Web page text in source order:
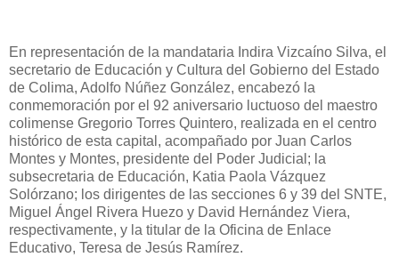
En representación de la mandataria Indira Vizcaíno Silva, el
secretario de Educación y Cultura del Gobierno del Estado
de Colima, Adolfo Núñez González, encabezó la
conmemoración por el 92 aniversario luctuoso del maestro
colimense Gregorio Torres Quintero, realizada en el centro
histórico de esta capital, acompañado por Juan Carlos
Montes y Montes, presidente del Poder Judicial; la
subsecretaria de Educación, Katia Paola Vázquez
Solórzano; los dirigentes de las secciones 6 y 39 del SNTE,
Miguel Ángel Rivera Huezo y David Hernández Viera,
respectivamente, y la titular de la Oficina de Enlace
Educativo, Teresa de Jesús Ramírez.